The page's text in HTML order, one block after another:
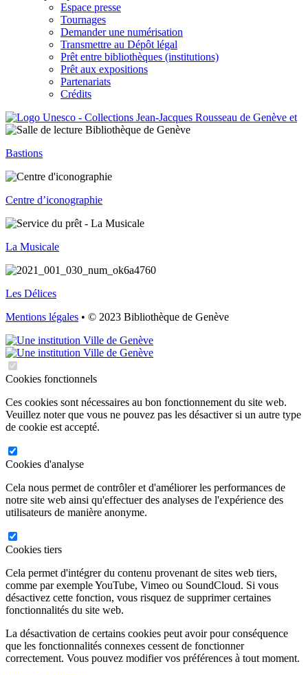
Espace presse
Tournages
Demander une numérisation
Transmettre au Dépôt légal
Prêt entre bibliothèques (institutions)
Prêt aux expositions
Partenariats
Crédits
Bastions
Centre d’iconographie
La Musicale
Les Délices
Mentions légales • © 2023 Bibliothèque de Genève
Cookies fonctionnels
Ces cookies sont nécessaires au bon fonctionnement du site web.
Veuillez noter que vous ne pouvez pas les désactiver si un autre type
de cookie est accepté.
Cookies d'analyse
Cela nous permet de contrôler et d'améliorer les performances de
notre site web ainsi qu'effectuer des analyses de l'expérience des
utilisateurs de manière anonyme.
Cookies tiers
Cela permet d'intégrer du contenu provenant de sites web tiers,
comme par exemple YouTube, Vimeo ou SoundCloud. Si vous
désactivez cette fonction, vous risquez de supprimer certaines
fonctionnalités du site web.
La désactivation de certains cookies peut avoir pour conséquence
que les fonctionnalités connexes cessent de fonctionner
correctement. Vous pouvez modifier vos préférences à tout moment.